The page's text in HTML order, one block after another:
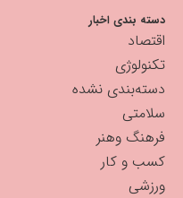
دسته بندی اخبار
اقتصاد
تکنولوژی
دسته‌بندی نشده
سلامتی
فرهنگ وهنر
کسب و کار
ورزشی